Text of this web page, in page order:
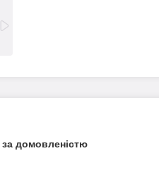
за домовленістю